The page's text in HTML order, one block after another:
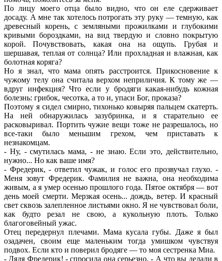
По лицу моего отца было видно, что он еле сдерживает
досаду. А мне так хотелось потрогать эту руку — темную, как
древесный корень, с земляными прожилками и глубокими
кривыми бороздками, на вид твердую и словно покрытую
корой. Почувствовать, какая она на ощупь. Грубая и
шершавая, теплая от солнца? Или прохладная и влажная, как
болотная коряга?
Но я знал, что мама опять расстроится. Прикосновение к
чужому телу она считала верхом неприличия. К тому же —
вдруг инфекция? Что если у бродяги какая-нибудь кожная
болезнь: грибок, чесотка, а то и, упаси Бог, проказа?
Поэтому я сидел смирно, тихонько ковыряя пальцем скатерть.
На ней обнаружилась зазубринка, и я старательно ее
расковыривал. Портить чужие вещи тоже не разрешалось, но
все-таки было меньшим грехом, чем приставать к
незнакомцам.
- Ну, - смутилась мама, - не знаю. Если это, действительно,
нужно... Но как ваше имя?
- Фредерик, - ответил чужак, и голос его прозвучал глухо. -
Меня зовут Фредерик. Фамилия не важна, она необходима
живым, а я умер осенью прошлого года. Пятое октября — вот
день моей смерти. Мерзкая осень... дождь, ветер. И красный
свет сквозь залепленное листьями окно. Я не чувствовал боли,
как будто резал не свою, а кукольную плоть. Только
благоговейный ужас.
Отец передернул плечами. Мама кусала губы. Даже я был
озадачен, своим еще маленьким тогда умишком чувствуя
подвох. Если кто и поверил бродяге — то моя сестренка Миа.
- Дядя Фредерик! - спросила она серьезно. - А что вы делали в